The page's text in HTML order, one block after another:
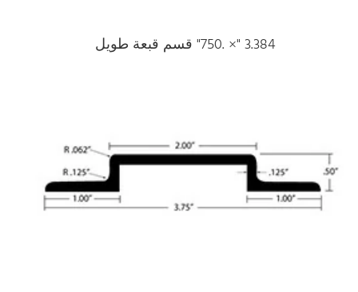
3.384 "× .750" قسم قبعة طويل